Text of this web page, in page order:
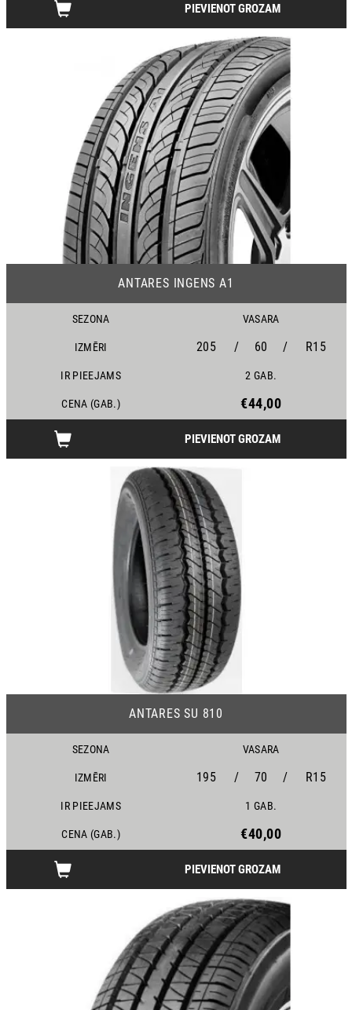
PIEVIENOT GROZAM
ANTARES INGENS A1
SEZONA VASARA
IZMĒRI 205 / 60 / R15
IR PIEEJAMS 2 GAB.
CENA (GAB.) €44,00
PIEVIENOT GROZAM
ANTARES SU 810
SEZONA VASARA
IZMĒRI 195 / 70 / R15
IR PIEEJAMS 1 GAB.
CENA (GAB.) €40,00
PIEVIENOT GROZAM